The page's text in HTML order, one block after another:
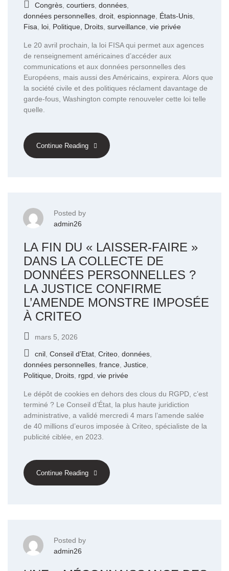
Congrès courtiers données
données personnelles droit espionnage États-Unis
Fisa
loi Politique, Droits surveillance vie privée
Le 20 avril prochain, la loi FISA qui permet aux agences
de renseignement américaines d’accéder aux
communications et aux données personnelles des
Européens, mais aussi des Américains, expirera. Alors que
la société civile et des politiques réclament davantage de
garde-fous, Washington compte renouveler cette loi telle
quelle.
Continue Reading
Posted by
admin26
LA FIN DU « LAISSER-FAIRE »
DANS LA COLLECTE DE
DONNÉES PERSONNELLES ?
LA JUSTICE CONFIRME
L’AMENDE MONSTRE IMPOSÉE
À CRITEO
mars 5, 2026
cnil Conseil d'Etat Criteo données
données personnelles france Justice
Politique, Droits rgpd vie privée
Le dépôt de cookies en dehors des clous du RGPD, c’est
terminé ? Le Conseil d’État, la plus haute juridiction
administrative, a validé mercredi 4 mars l’amende salée
de 40 millions d’euros imposée à Criteo, spécialiste de la
publicité ciblée, en 2023.
Continue Reading
Posted by
admin26